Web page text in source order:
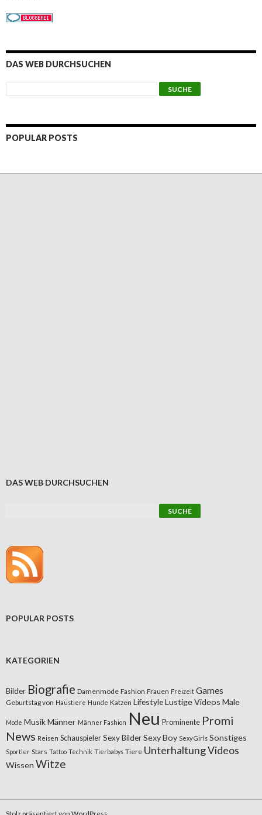
DAS WEB DURCHSUCHEN
POPULAR POSTS
DAS WEB DURCHSUCHEN
POPULAR POSTS
KATEGORIEN
Bilder Biografie Damenmode Fashion Frauen Freizeit Games
Geburtstag von Haustiere Hunde Katzen LifestyleLustige Videos Male
Mode MusikMänner Männer Fashion Neu Prominente Promi
News Reisen Schauspieler Sexy BilderSexy Boy Sexy Girls Sonstiges
Sportler Stars Tattoo Technik Tierbabys Tiere UnterhaltungVideos
Wissen Witze